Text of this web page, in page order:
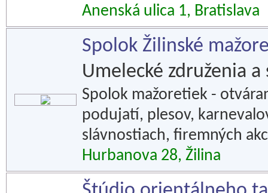
Anenská ulica 1, Bratislava
Spolok Žilinské
Umelecké združenia a
Spolok mažoretiek -
podujatí, plesov,
slávnostiach, firemných
Hurbanova 28, Žilina